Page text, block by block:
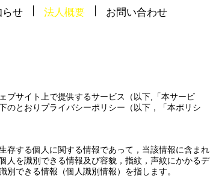
らせ 法人概要 お問い合わせ
ブサイト上で提供するサービス（以下,「本サービ
のとおりプライバシーポリシー（以下，「本ポリシ
存する個人に関する情報であって，当該情報に含まれ
人を識別できる情報及び容貌，指紋，声紋にかかるデ
できる情報（個人識別情報）を指します。